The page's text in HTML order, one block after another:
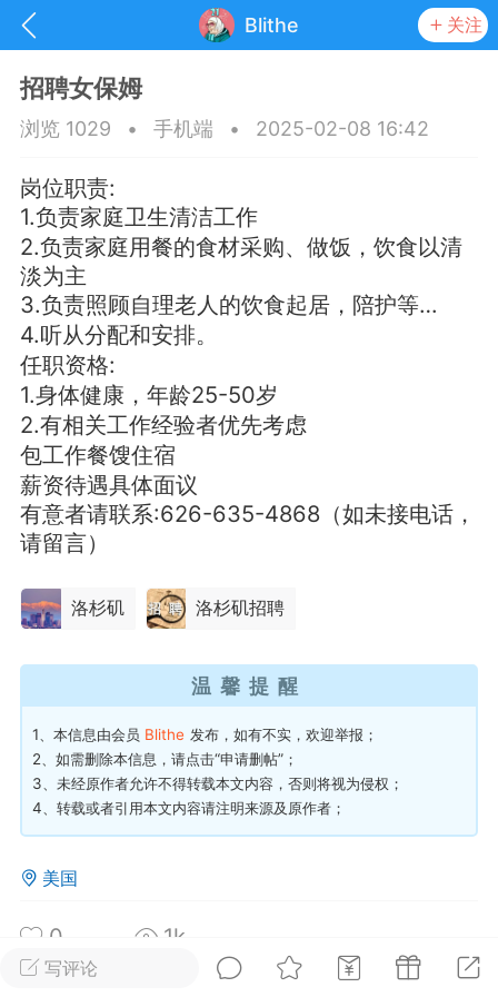
Blithe 关注
每日任务 签到有奖
华人资讯
阅读洛杉矶新闻
华人社区信息发布规范》
洛杉矶热点 娱乐八卦 同乡联谊
民宿短租
写评论
招聘女保姆
浏览 1029 • 手机端 • 2025-02-08 16:42
岗位职责:
1.负责家庭卫生清洁工作
2.负责家庭用餐的食材采购、做饭，饮食以清
淡为主
3.负责照顾自理老人的饮食起居，陪护等…
4.听从分配和安排。
任职资格:
1.身体健康，年龄25-50岁
2.有相关工作经验者优先考虑
包工作餐馊住宿
薪资待遇具体面议
有意者请联系:626-635-4868（如未接电话，
请留言）
洛杉矶 洛杉矶招聘
温馨提醒
1、本信息由会员 Blithe 发布，如有不实，欢迎举报；
2、如需删除本信息，请点击“申请删帖”；
3、未经原作者允许不得转载本文内容，否则将视为侵权；
4、转载或者引用本文内容请注明来源及原作者；
美国
0 1k